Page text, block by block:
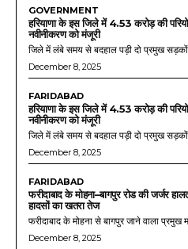
GOVERNMENT
हरियाणा के इस जिले में 4.53 करोड़ की
नवीनीकरण को मंजूरी
जिले में लंबे समय से बदहाल पड़ी दो प्रमुख सड़कों
December 8, 2025
FARIDABAD
हरियाणा के इस जिले में 4.53 करोड़ की
नवीनीकरण को मंजूरी
जिले में लंबे समय से बदहाल पड़ी दो प्रमुख सड़कों
December 8, 2025
FARIDABAD
फरीदाबाद के मोहना–बागपुर रोड की जर्जर
हादसों का खतरा तेज
फरीदाबाद के मोहना से बागपुर जाने वाला प्रमुख
December 8, 2025